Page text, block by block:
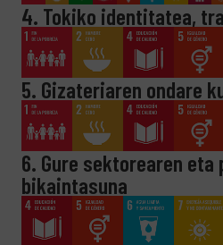
4. Tokiko identitatea,
5. Gizateriaren ondare
6. Gure sektorearen eta
bikaintasuna